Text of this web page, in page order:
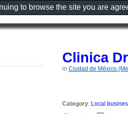
Clinica
in Ciudad de México
Category: Local
to browse the site you are